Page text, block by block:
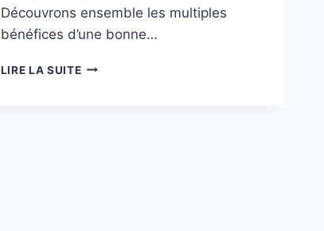
Découvrons ensemble les multiples
bénéfices d’une bonne…
LIRE LA SUITEQUE